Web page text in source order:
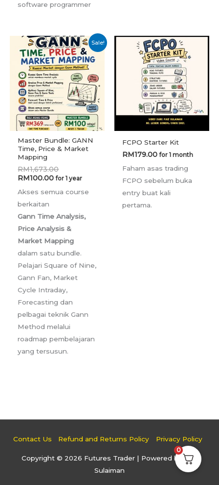
software programmer
Sale!
Master Bundle: GANN
Time, Price & Market
Mapping
RM1,673.00
Original
price
was:
RM1,673.00.
RM100.00
Current
price
is:
RM100.00.
for 1 year
Akses semua course
berkaitan
Gann Time Analysis,
Price Analysis &
Market Mapping
dalam satu bundle.
Pelajari Square of Nine,
Gann Fan, Market
Cycle Intraday,
Forecasting dan
pelbagai teknik Gann
Method melalui
roadmap pembelajaran
yang tersusun.
FCPO Starter Kit
RM179.00 for 1 month
Faham asas trading
FCPO sebelum buka
entry buat kali
pertama.
Contact Us Refund and Returns Policy Privacy Policy
Copyright © 2026 Futures Trader| Powered by Faiz
Sulaiman
0